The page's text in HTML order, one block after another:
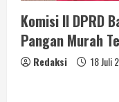
Komisi II DPRD
Pangan Murah
Redaksi 18 Juli